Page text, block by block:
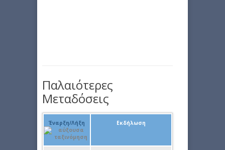
Παλαιότερες
Μεταδόσεις
Έναρξη/Λήξη Εκδήλωση